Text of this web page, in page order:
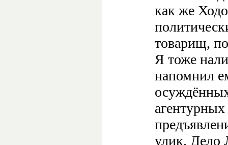
как же
товарищ,
Я тоже
напомнил
улик. Дело